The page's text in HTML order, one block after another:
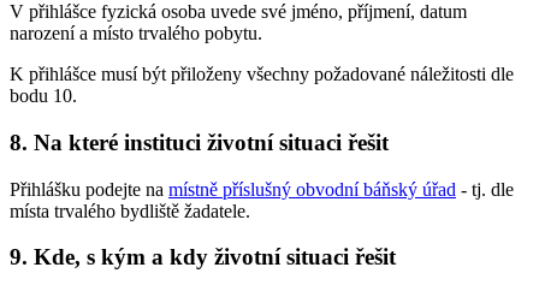
V přihlášce fyzická osoba uvede své jméno, příjmení, datum
narození a místo trvalého pobytu.
K přihlášce musí být přiloženy všechny požadované náležitosti dle
bodu 10.
8. Na které instituci životní situaci řešit
Přihlášku podejte na místně příslušný obvodní báňský úřad - tj. dle
místa trvalého bydliště žadatele.
9. Kde, s kým a kdy životní situaci řešit